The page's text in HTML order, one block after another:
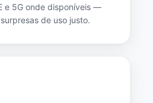
e 5G onde disponíveis —
de uso justo.